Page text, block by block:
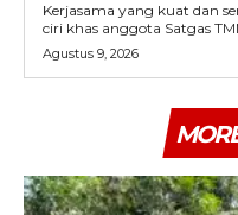
Kerjasama yang kuat dan
ciri khas anggota Satgas
Agustus 9, 2026